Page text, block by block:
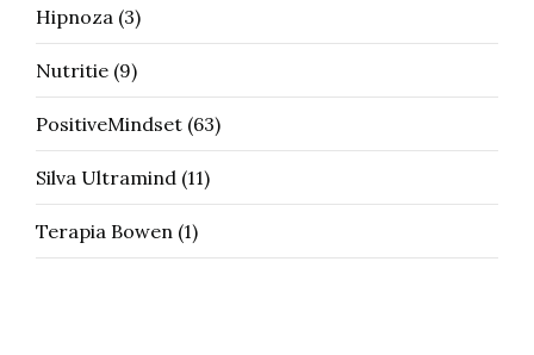
Hipnoza (3)
Nutritie (9)
PositiveMindset (63)
Silva Ultramind (11)
Terapia Bowen (1)